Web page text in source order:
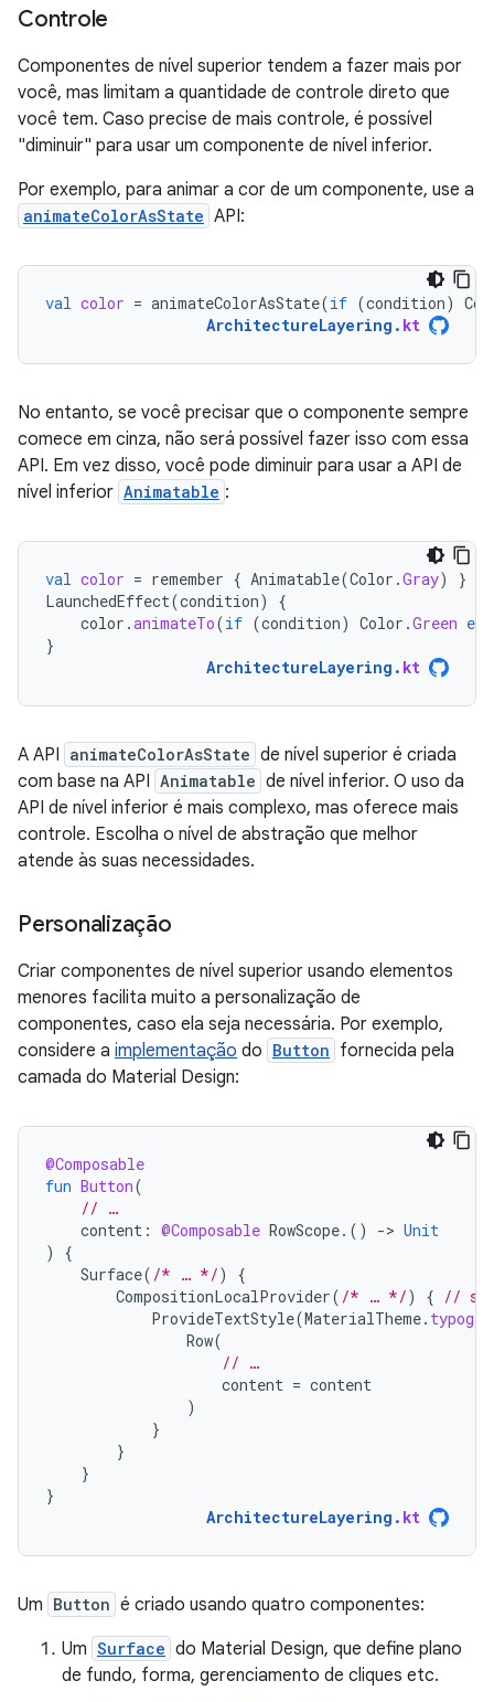
Controle
Componentes de nível superior tendem a fazer mais por
você, mas limitam a quantidade de controle direto que
você tem. Caso precise de mais controle, é possível
"diminuir" para usar um componente de nível inferior.
Por exemplo, para animar a cor de um componente, use a
animateColorAsState API:
val color = animateColorAsState(if (condition)
ArchitectureLayering . kt
No entanto, se você precisar que o componente sempre
comece em cinza, não será possível fazer isso com essa
API. Em vez disso, você pode diminuir para usar a API de
nível inferior Animatable :
val color = remember { Animatable(Color .Gray)
}
LaunchedEffect(condition)
{
color .animateTo(if (condition) Color .Green
}
ArchitectureLayering . kt
A API animateColorAsState de nível superior é criada
com base na API Animatable de nível inferior. O uso da
API de nível inferior é mais complexo, mas oferece mais
controle. Escolha o nível de abstração que melhor
atende às suas necessidades.
Personalização
Criar componentes de nível superior usando elementos
menores facilita muito a personalização de
componentes, caso ela seja necessária. Por exemplo,
considere a implementação do Button fornecida pela
camada do Material Design:
@Composable
fun Button(
// …
content : @Composable RowScope.() -> Unit
)
{
Surface( /* … */)
{
CompositionLocalProvider( /* … */) { // set
ProvideTextStyle(MaterialTheme.
Row(
// …
content = content
)
}
}
}
}
ArchitectureLayering . kt
Um Button é criado usando quatro componentes:
Um Surface do Material Design, que define plano
de fundo, forma, gerenciamento de cliques etc.